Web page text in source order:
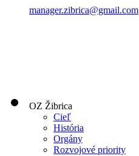
manager.zibrica@gmail.com
OZ Žibrica
Cieľ
História
Orgány
Rozvojové priority